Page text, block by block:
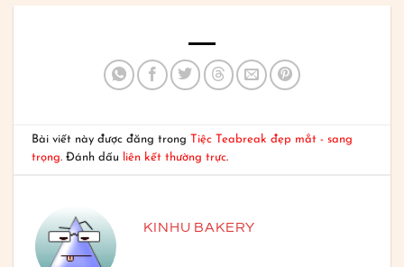
Bài viết này được đăng trong
Tiệc Teabreak đẹp mắt - sang
trọng. Đánh dấu liên kết thường trực.
KINHU BAKERY